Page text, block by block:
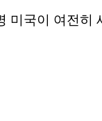
미국이 여전히